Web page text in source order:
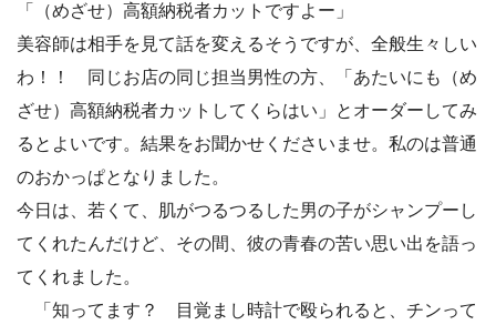
「（めざせ）高額納税者カットですよー」
美容師は相手を見て話を変えるそうですが、全般生々しい
わ！！ 同じお店の同じ担当男性の方、「あたいにも（め
ざせ）高額納税者カットしてくらはい」とオーダーしてみ
るとよいです。結果をお聞かせくださいませ。私のは普通
のおかっぱとなりました。
今日は、若くて、肌がつるつるした男の子がシャンプーし
てくれたんだけど、その間、彼の青春の苦い思い出を語っ
てくれました。
「知ってます？ 目覚まし時計で殴られると、チンって